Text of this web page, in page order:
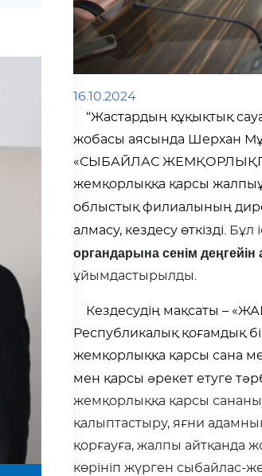
16.10.2024
“Жастардың құқықтық
жобасы аясында Шерхан
«СЫБАЙЛАС
жемқорлыққа қарсы
облыстық филиалының
алмасу, кездесу өткізді Бұл
органдарына сенім деңгейін
ұйымдастырылды.
Кездесудің мақсаты –
Республикалық қоғамдық
жемқорлыққа қарсы сана
мен қарсы әрекет етуге
жемқорлыққа қарсы сананы
қалыптастыру, яғни
қорғауға, жалпы айтқанда
көрініп жүрген сыбайлас-